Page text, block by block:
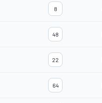
8
48
22
64